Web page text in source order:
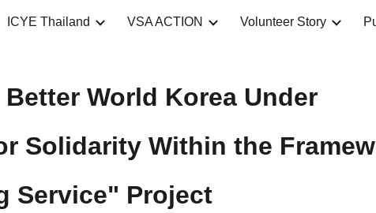
Skip to navigation
ICYE Thailand VSA ACTION Volunteer Story
World Korea Under
Solidarity Within the
Service" Project